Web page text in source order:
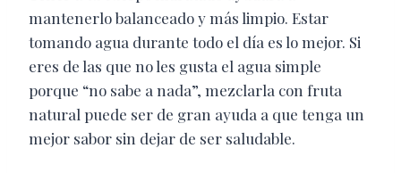
mantenerlo balanceado y más limpio. Estar
tomando agua durante todo el día es lo mejor. Si
eres de las que no les gusta el agua simple
porque “no sabe a nada”, mezclarla con fruta
natural puede ser de gran ayuda a que tenga un
mejor sabor sin dejar de ser saludable.